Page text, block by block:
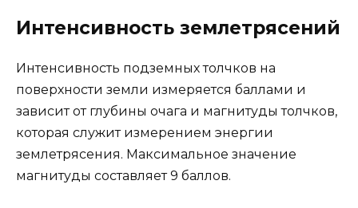
Интенсивность землетрясений
Интенсивность подземных толчков на
поверхности земли измеряется баллами и
зависит от глубины очага и магнитуды толчков,
которая служит измерением энергии
землетрясения. Максимальное значение
магнитуды составляет 9 баллов.